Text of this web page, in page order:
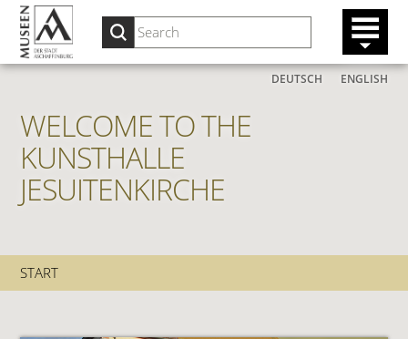
WELCOME TO THE
KUNSTHALLE
JESUITENKIRCHE
DEUTSCH ENGLISH
START